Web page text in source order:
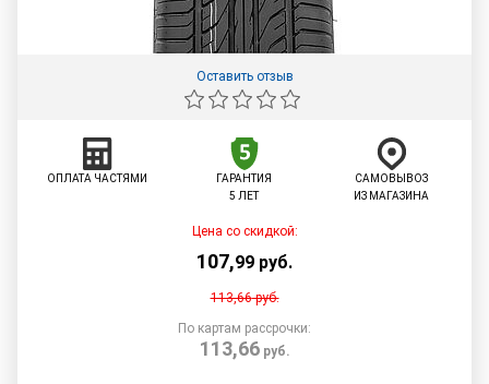
Оставить отзыв
ОПЛАТА ЧАСТЯМИ
ГАРАНТИЯ
5 ЛЕТ
САМОВЫВОЗ
ИЗ МАГАЗИНА
Цена со скидкой:
107,99 руб.
113,66руб.
По картам рассрочки:
113,66руб.